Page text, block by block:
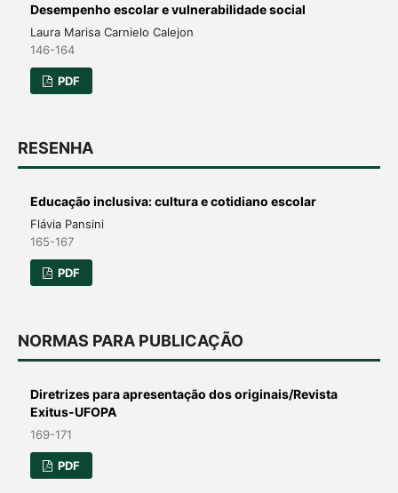
Desempenho escolar e vulnerabilidade social
Laura Marisa Carnielo Calejon
146-164
PDF
RESENHA
Educação inclusiva: cultura e cotidiano escolar
Flávia Pansini
165-167
PDF
NORMAS PARA PUBLICAÇÃO
Diretrizes para apresentação dos originais/Revista
Exitus-UFOPA
169-171
PDF